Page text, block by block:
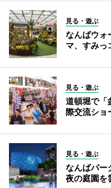
見る・遊ぶ
なんばウ
マ、すみっ
見る・遊ぶ
道頓堀で
際交流ショ
見る・遊ぶ
なんばパー
夜の庭園を